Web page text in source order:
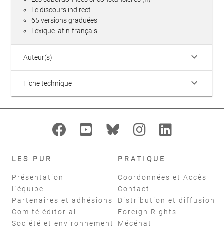
Le discours indirect
65 versions graduées
Lexique latin-français
Auteur(s) keyboard_arrow_down
Fiche technique keyboard_arrow_down
LES PUR
Présentation
L'équipe
Partenaires et adhésions
Comité éditorial
Société et environnement
PRATIQUE
Coordonnées et Accès
Contact
Distribution et diffusion
Foreign Rights
Mécénat